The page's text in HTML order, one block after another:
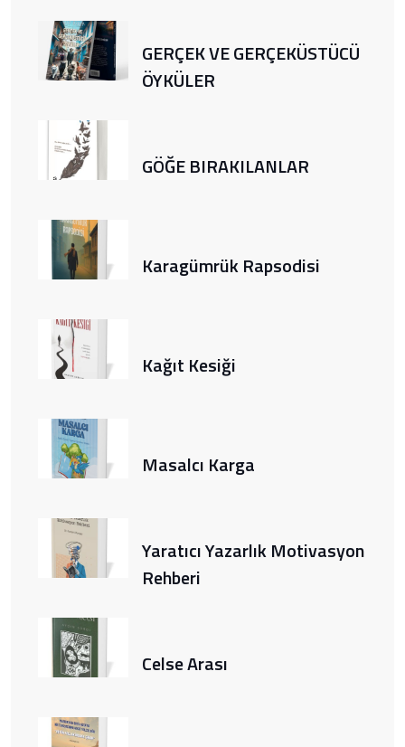
GERÇEK VE GERÇEKÜSTÜCÜ
ÖYKÜLER
GÖĞE BIRAKILANLAR
Karagümrük Rapsodisi
Kağıt Kesiği
Masalcı Karga
Yaratıcı Yazarlık Motivasyon
Rehberi
Celse Arası